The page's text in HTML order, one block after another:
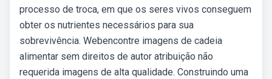
processo de troca, em que os seres vivos conseguem
obter os nutrientes necessários para sua
sobrevivência. Webencontre imagens de cadeia
alimentar sem direitos de autor atribuição não
requerida imagens de alta qualidade. Construindo uma